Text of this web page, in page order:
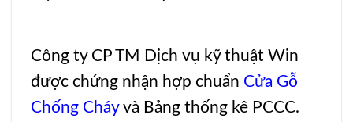
Công ty CP TM Dịch vụ kỹ thuật Win
được chứng nhận hợp chuẩn Cửa Gỗ
Chống Cháyvà Bảng thống kê PCCC.